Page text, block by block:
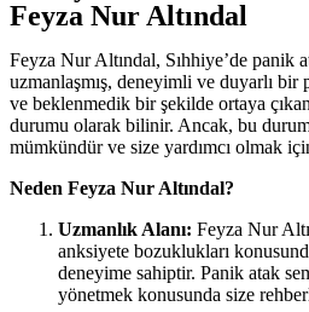
Feyza Nur Altındal
Feyza Nur Altındal, Sıhhiye’de panik
uzmanlaşmış, deneyimli ve duyarlı
ve beklenmedik bir şekilde ortaya
durumu olarak bilinir. Ancak, bu
mümkündür ve size yardımcı olmak
Neden Feyza Nur Altındal?
Uzmanlık Alanı: Feyza Nur
anksiyete bozuklukları
deneyime sahiptir. Panik atak
yönetmek konusunda size